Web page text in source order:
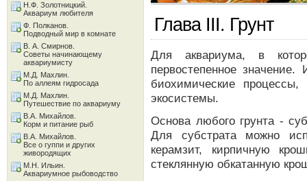
Глава III. Грунт
Для аквариума, в
первостепенное
биохимические процессы,
экосистемы.
Основа любого грунта -
Для субстрата можно
керамзит, кирпичную
стеклянную обкатанную
Н.Ф. Золотницкий.
Аквариум любителя
Ф. Полканов.
Подводный мир в комнате
В. А. Смирнов.
Советы начинающему
аквариумисту
М.Д. Махлин.
По аллеям гидросада
М.Д. Махлин.
Путешествие по аквариуму
В.А. Михайлов.
Корм и питание рыб
В.А. Михайлов.
Все о гуппи и других
живородящих
М.Н. Ильин.
Аквариумное рыбоводство